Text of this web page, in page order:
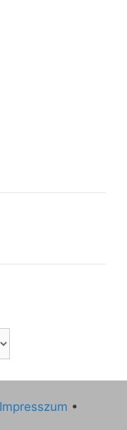
Impresszum •